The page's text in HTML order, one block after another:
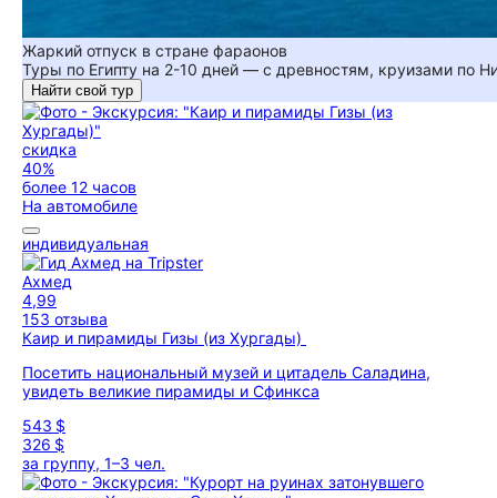
Жаркий отпуск в стране фараонов
Туры по Египту на 2-10 дней — с древностям, круизами по
Найти свой тур
скидка
40%
более 12 часов
На автомобиле
индивидуальная
Ахмед
4,99
153 отзыва
Каир и пирамиды Гизы (из Хургады)
Посетить национальный музей и цитадель Саладина,
увидеть великие пирамиды и Сфинкса
543 $
326 $
за группу, 1–3 чел.